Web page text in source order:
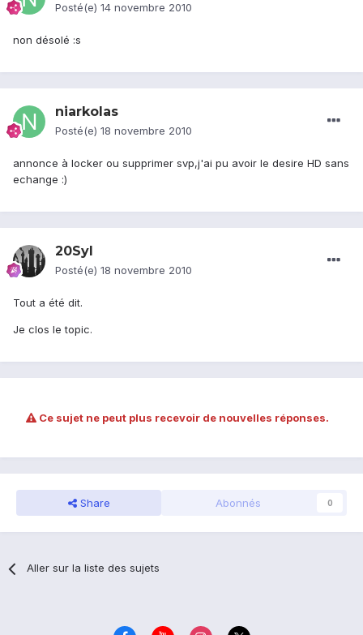
Posté(e) 14 novembre 2010
non désolé :s
niarkolas
Posté(e) 18 novembre 2010
annonce à locker ou supprimer svp,j'ai pu avoir le desire HD sans
echange :)
20Syl
Posté(e) 18 novembre 2010
Tout a été dit.
Je clos le topic.
Ce sujet ne peut plus recevoir de nouvelles réponses.
Share Abonnés 0
Aller sur la liste des sujets